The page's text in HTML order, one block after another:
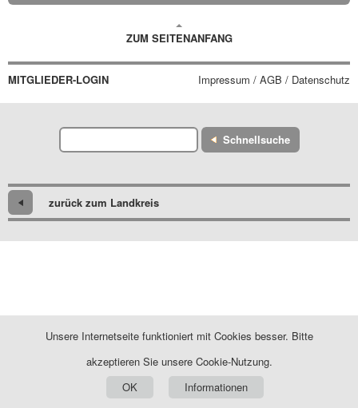
ZUM SEITENANFANG
MITGLIEDER-LOGIN Impressum / AGB / Datenschutz
Schnellsuche
zurück zum Landkreis
Unsere Internetseite funktioniert mit Cookies besser. Bitte
akzeptieren Sie unsere Cookie-Nutzung.
OK
Informationen